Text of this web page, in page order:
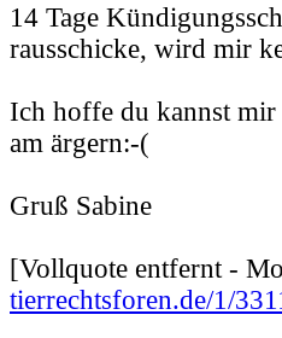
14 Tage
rausschicke, wird mir
Ich hoffe du kannst
am ärgern:-(
Gruß Sabine
[Vollquote entfernt -
tierrechtsforen.de/1/